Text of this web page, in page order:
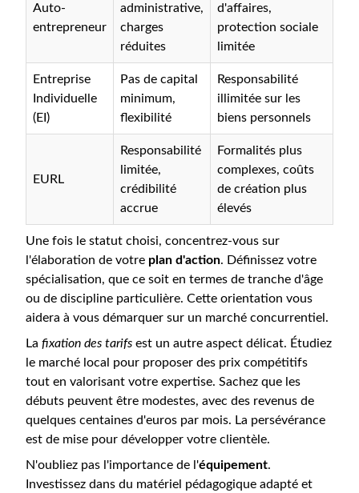
Auto-
entrepreneur
administrative,
charges
réduites
d'affaires,
protection sociale
limitée
Entreprise
Individuelle
(EI)
Pas de capital
minimum,
flexibilité
Responsabilité
illimitée sur les
biens personnels
EURL
Responsabilité
limitée,
crédibilité
accrue
Formalités plus
complexes, coûts
de création plus
élevés
Une fois le statut choisi, concentrez-vous sur
l'élaboration de votre plan d'action. Définissez votre
spécialisation, que ce soit en termes de tranche d'âge
ou de discipline particulière. Cette orientation vous
aidera à vous démarquer sur un marché concurrentiel.
La fixation des tarifs est un autre aspect délicat. Étudiez
le marché local pour proposer des prix compétitifs
tout en valorisant votre expertise. Sachez que les
débuts peuvent être modestes, avec des revenus de
quelques centaines d'euros par mois. La persévérance
est de mise pour développer votre clientèle.
N'oubliez pas l'importance de l'équipement.
Investissez dans du matériel pédagogique adapté et